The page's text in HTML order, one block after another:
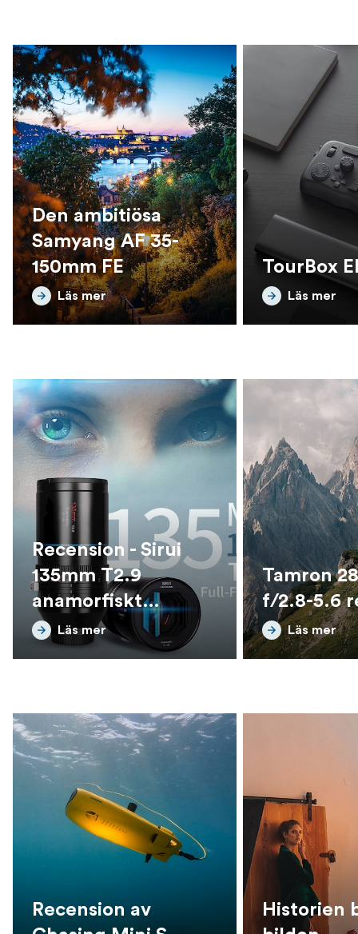
Den ambitiösa
Samyang AF 35-
150mm FE
Läs mer
TourBox
Läs mer
Recension - Sirui
135mm T2.9
anamorfiskt
objektiv
Läs mer
Tamron
f/2.8-5.6
Läs mer
Recension av
Historien